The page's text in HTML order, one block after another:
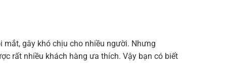
gây khó chịu cho nhiều người. Nhưng
rất nhiều khách hàng ưa thích. Vậy bạn có biết